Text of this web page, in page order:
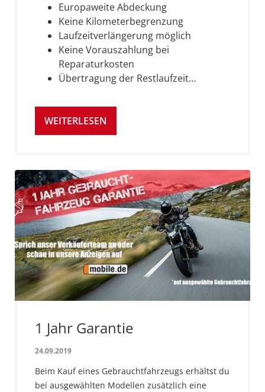
Europaweite Abdeckung
Keine Kilometerbegrenzung
Laufzeitverlängerung möglich
Keine Vorauszahlung bei
Reparaturkosten
Übertragung der Restlaufzeit…
WEITERLESEN
1 Jahr Garantie
24.09.2019
Beim Kauf eines Gebrauchtfahrzeugs erhältst du
bei ausgewählten Modellen zusätzlich eine